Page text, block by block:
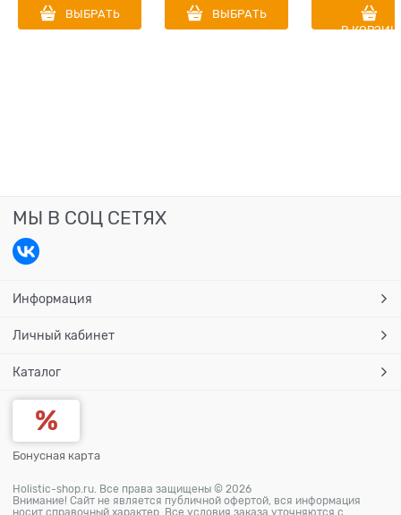
ВЫБРАТЬ
VETERINARY DIET
Cat
ВЫБРАТЬ
В
МЫ В СОЦ СЕТЯХ
Информация
Личный кабинет
Каталог
Бонусная карта
Holistic-shop.ru. Все права защищены © 2026
Внимание! Сайт не является публичной офертой, вся информация
носит справочный характер. Все условия заказа уточняются с